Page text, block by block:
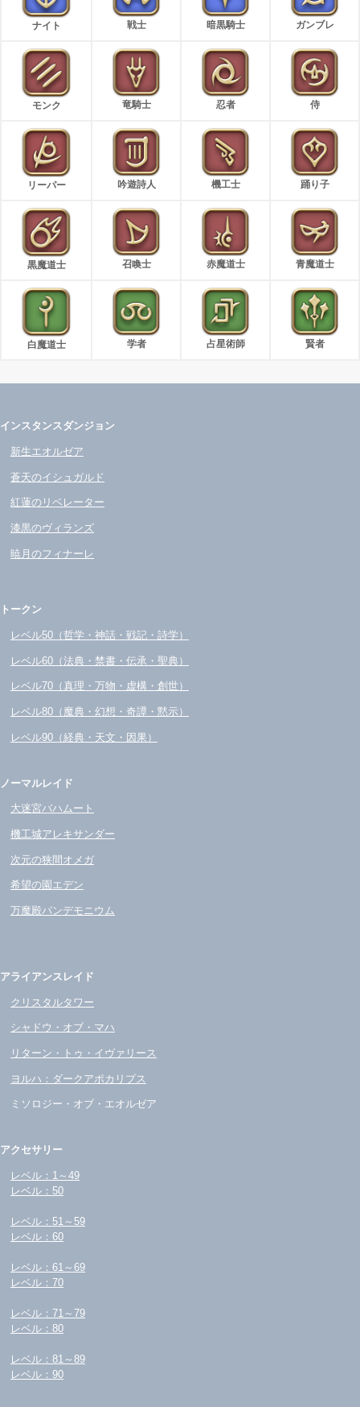
ナイト 戦士 暗黒騎士 ガンブレ
モンク 竜騎士 忍者 侍
リーパー 吟遊詩人 機工士 踊り子
黒魔道士 召喚士 赤魔道士 青魔道士
白魔道士 学者 占星術師 賢者
インスタンスダンジョン
新生エオルゼア
蒼天のイシュガルド
紅蓮のリベレーター
漆黒のヴィランズ
暁月のフィナーレ
トークン
レベル50（哲学・神話・戦記・詩学）
レベル60（法典・禁書・伝承・聖典）
レベル70（真理・万物・虚構・創世）
レベル80（魔典・幻想・奇譚・黙示）
レベル90（経典・天文・因果）
ノーマルレイド
大迷宮バハムート
機工城アレキサンダー
次元の狭間オメガ
希望の園エデン
万魔殿パンデモニウム
アライアンスレイド
クリスタルタワー
シャドウ・オブ・マハ
リターン・トゥ・イヴァリース
ヨルハ：ダークアポカリプス
ミソロジー・オブ・エオルゼア
アクセサリー
レベル：1～49
レベル：50
レベル：51～59
レベル：60
レベル：61～69
レベル：70
レベル：71～79
レベル：80
レベル：81～89
レベル：90